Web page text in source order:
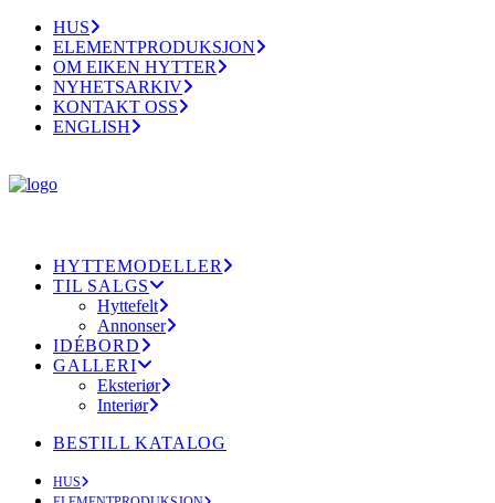
HUS
ELEMENTPRODUKSJON
OM EIKEN HYTTER
NYHETSARKIV
KONTAKT OSS
ENGLISH
HYTTEMODELLER
TIL SALGS
Hyttefelt
Annonser
IDÉBORD
GALLERI
Eksteriør
Interiør
BESTILL KATALOG
HUS